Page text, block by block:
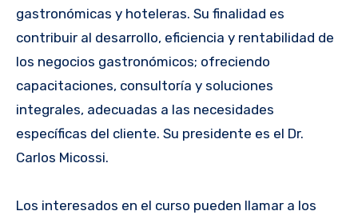
gastronómicas y hoteleras. Su finalidad es
contribuir al desarrollo, eficiencia y rentabilidad de
los negocios gastronómicos; ofreciendo
capacitaciones, consultoría y soluciones
integrales, adecuadas a las necesidades
específicas del cliente. Su presidente es el Dr.
Carlos Micossi.
Los interesados en el curso pueden llamar a los